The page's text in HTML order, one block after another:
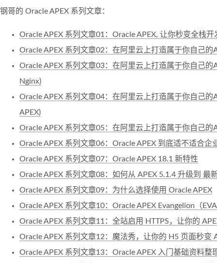
钢哥的 Oracle APEX 系列文章：
Oracle APEX 系列文章01：Oracle APEX, 让你秒变全栈开
Oracle APEX 系列文章02：在阿里云上打造属于你自己的
Oracle APEX 系列文章03：在阿里云上打造属于你自己的
Nginx)
Oracle APEX 系列文章04：在阿里云上打造属于你自己的
APEX)
Oracle APEX 系列文章05：在阿里云上打造属于你自己的
Oracle APEX 系列文章06：Oracle APEX 到底适不适合企
Oracle APEX 系列文章07：Oracle APEX 18.1 新特性
Oracle APEX 系列文章08：如何从 APEX 5.1.4 升级到 最
Oracle APEX 系列文章09：为什么选择使用 Oracle APEX
Oracle APEX 系列文章10：Oracle APEX Evangelion（
Oracle APEX 系列文章11：全站启用 HTTPS，让你的
Oracle APEX 系列文章12：魔法秀，让你的 H5 页面秒变
Oracle APEX 系列文章13：Oracle APEX 入门基础资料整